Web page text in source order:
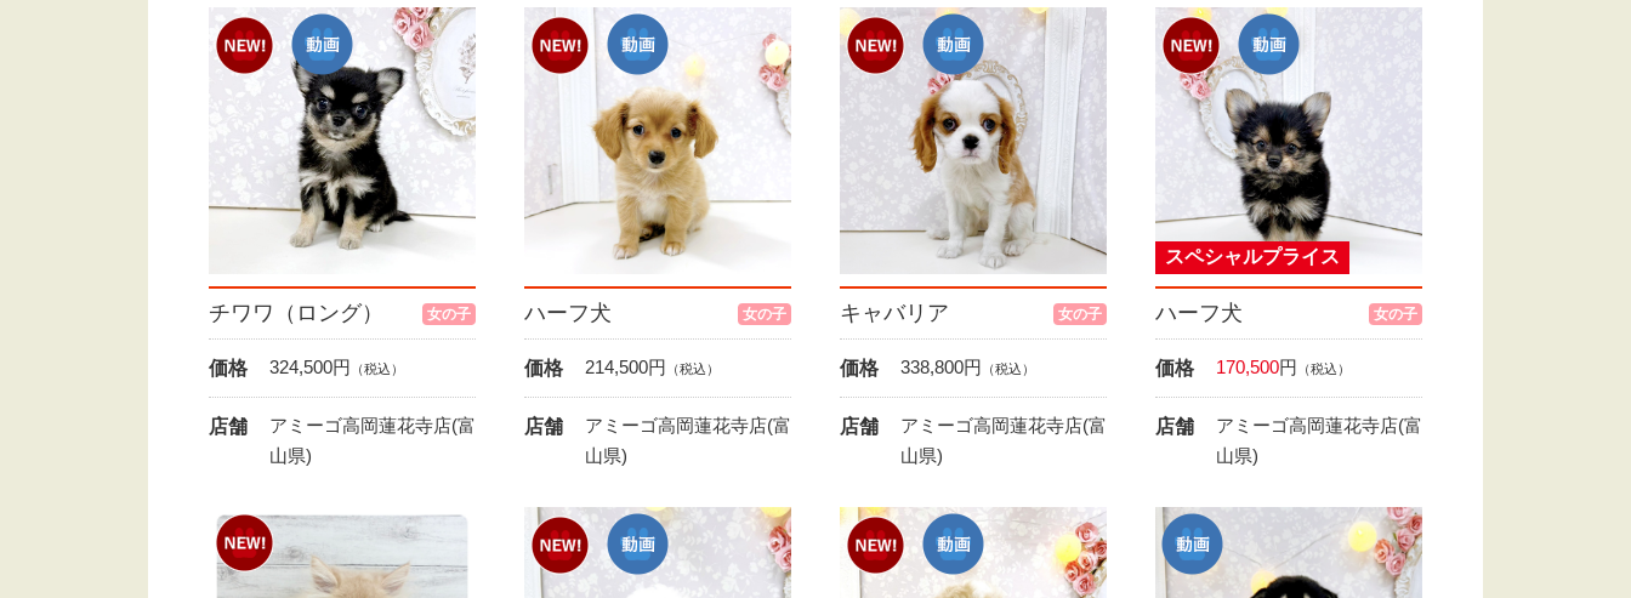
チワワ（ロング） 女の子
価格 324,500円 （税込）
店舗
アミーゴ高岡蓮花寺店(富
山県)
ハーフ犬 女の子
価格 214,500円 （税込）
店舗
アミーゴ高岡蓮花寺店(富
山県)
キャバリア 女の子
価格 338,800円 （税込）
店舗
アミーゴ高岡蓮花寺店(富
山県)
ハーフ犬 女の子
スペシャルプライス
価格 170,500円 （税込）
店舗
アミーゴ高岡蓮花寺店(富
山県)